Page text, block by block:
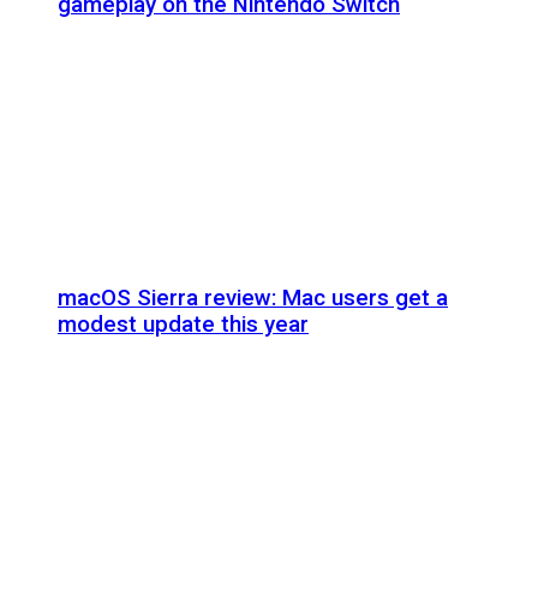
macOS Sierra review: Mac users get a
modest update this year